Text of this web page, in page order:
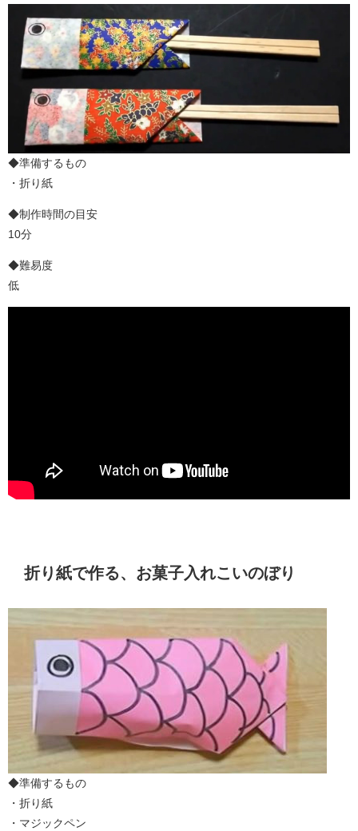
◆準備するもの
・折り紙
◆制作時間の目安
10分
◆難易度
低
折り紙で作る、お菓子入れこいのぼり
◆準備するもの
・折り紙
・マジックペン